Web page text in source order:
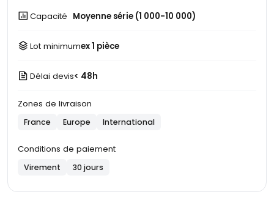
Capacité Moyenne série (1 000-10 000)
Lot minimumex 1 pièce
Délai devis< 48h
Zones de livraison
France Europe International
Conditions de paiement
Virement 30 jours